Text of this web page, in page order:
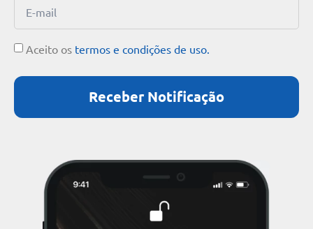
Aceito os termos e condições de uso.
Receber Notificação